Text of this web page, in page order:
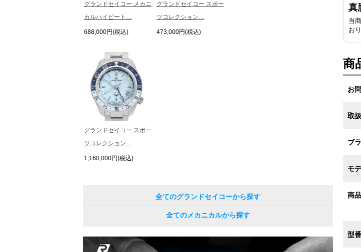
グランドセイコー メカニ
カルハイビート…
688,000円(税込)
グランドセイコー スポー
ツコレクション…
1,160,000円(税込)
グランドセイコー スポー
ツコレクション…
473,000円(税込)
全てのグランドセイコーから探す
全てのメカニカルから探す
真
当
お
商
お
取
ブ
モ
商
型番